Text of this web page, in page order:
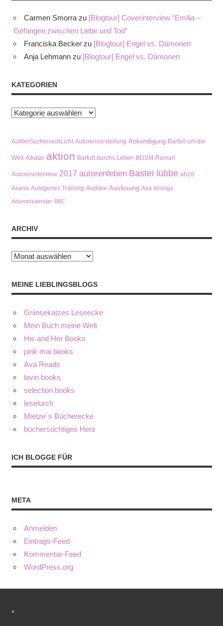
Carmen Smorra zu [Blogtour] Coverinterview “Emilia –
Gefangen zwischen Liebe und Tod”
Franciska Becker zu [Blogtour] Engel vs. Dämonen
Anja Lehmann zu [Blogtour] Engel vs. Dämonen
KATEGORIEN
Kategorien
AufderSuchenachLicht Autorenvorstellung Ankündigung Barfuß um die
Welt Alkatar aktion Barfuß durchs Leben BDSM-Roman
Autoreninterview 2017 autorenleben Bastei lübbe ab16
Asana Autogenes Training Audible Auslosung Ava Innings
Adventskalender BBC
ARCHIV
Archiv
MEINE LIEBLINGSBLOGS
Griinsekatzes Leseecke
Mein Buch meine Welt
His and Her Books
pink mai books
Ava Reads
lovin books
selection books
leselurch
Mietze´s Bücherecke
büchersüchtiges Herz
ICH BLOGGE FÜR
META
Anmelden
Eintrags-Feed
Kommentar-Feed
WordPress.org
°